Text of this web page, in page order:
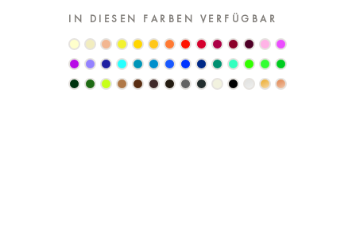
IN DIESEN FARBEN VERFÜGBAR